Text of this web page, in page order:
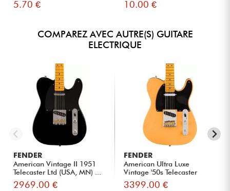
5.70 € 10.00 €
COMPAREZ AVEC AUTRE(S) GUITARE
ELECTRIQUE
FENDER
American Vintage II 1951
Telecaster Ltd (USA, MN) ...
2969.00 €
FENDER
American Ultra Luxe
Vintage '50s Telecaster
(USA, ...
3399.00 €